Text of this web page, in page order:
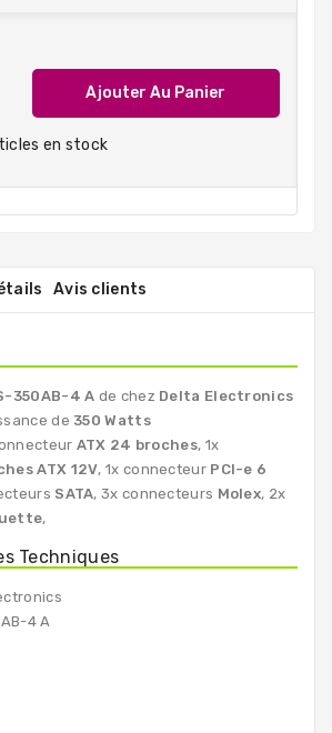
Ajouter Au Panier
en stock
Avis clients
350AB-4 A de chez Delta Electronics
de 350 Watts
ATX 24 broches, 1x
ATX 12V, 1x connecteur PCI-e 6
SATA, 3x connecteurs Molex, 2x
,
Techniques
4 A